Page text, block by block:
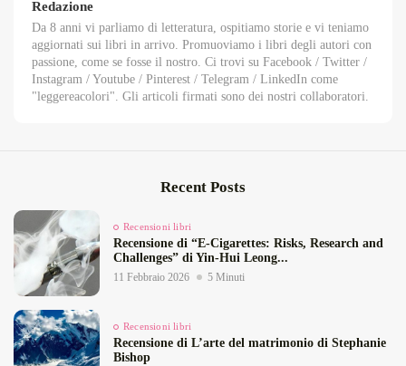
Redazione
Da 8 anni vi parliamo di letteratura, ospitiamo storie e vi teniamo
aggiornati sui libri in arrivo. Promuoviamo i libri degli autori con
passione, come se fosse il nostro. Ci trovi su Facebook / Twitter /
Instagram / Youtube / Pinterest / Telegram / LinkedIn come
"leggereacolori". Gli articoli firmati sono dei nostri collaboratori.
Recent Posts
Recensioni libri
Recensione di “E‑Cigarettes: Risks, Research and
Challenges” di Yin‑Hui Leong...
11 Febbraio 2026 5 Minuti
Recensioni libri
Recensione di L’arte del matrimonio di Stephanie
Bishop